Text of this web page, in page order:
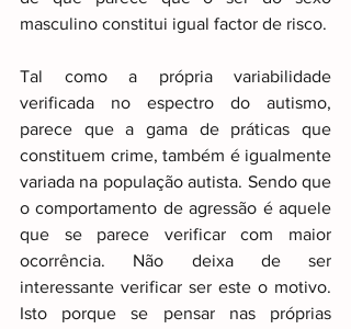
masculino constitui igual factor de risco.
Tal como a própria variabilidade
verificada no espectro do autismo,
parece que a gama de práticas que
constituem crime, também é igualmente
variada na população autista. Sendo que
o comportamento de agressão é aquele
que se parece verificar com maior
ocorrência. Não deixa de ser
interessante verificar ser este o motivo.
Isto porque se pensar nas próprias